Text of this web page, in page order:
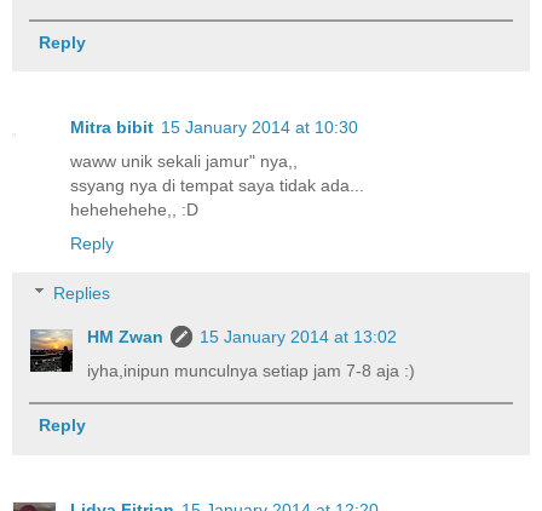
Reply
Mitra bibit 15 January 2014 at 10:30
waww unik sekali jamur" nya,,
ssyang nya di tempat saya tidak ada...
hehehehehe,, :D
Reply
Replies
HM Zwan
15 January 2014 at 13:02
iyha,inipun munculnya setiap jam 7-8 aja :)
Reply